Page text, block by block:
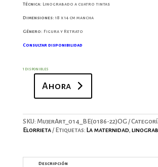
Técnica: Linograbado a cuatro tintas
Dimensiones: 18 x 14 cm mancha
Género: Figura y Retrato
Consultar disponibilidad
1 disponibles
Maternidad
cantidad
Ahora
SKU: MujerArt_014_BE(0186-22)OG
Elorrieta
Etiquetas: La maternidad,
Descripción